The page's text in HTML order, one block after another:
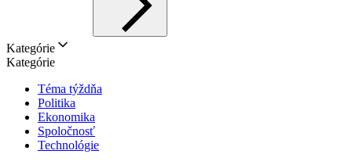
Kategórie
Kategórie
Téma týždňa
Politika
Ekonomika
Spoločnosť
Technológie